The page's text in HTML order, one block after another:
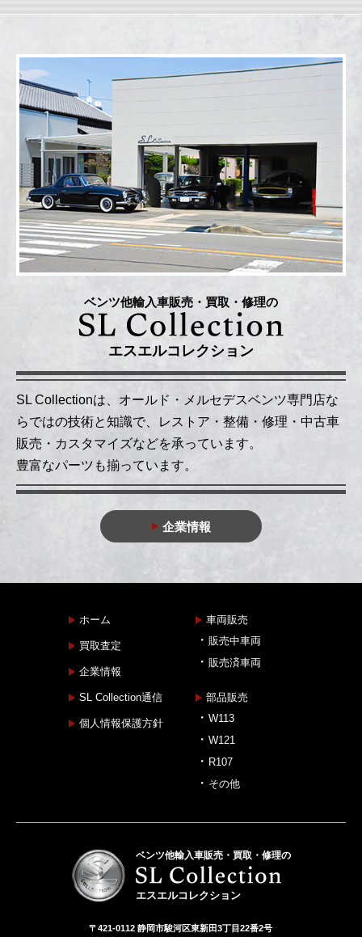
ベンツ他輸入車販売・買取・修理の
エスエルコレクション
SL Collectionは、オールド・メルセデスベンツ専門店な
らではの技術と知識で、レストア・整備・修理・中古車
販売・カスタマイズなどを承っています。
豊富なパーツも揃っています。
企業情報
ホーム
車両販売
販売中車両
販売済車両
部品販売
W113
W121
R107
その他
買取査定
企業情報
SL Collection通信
個人情報保護方針
ベンツ他輸入車販売・買取・修理の
エスエルコレクション
〒421-0112 静岡市駿河区東新田3丁目22番2号